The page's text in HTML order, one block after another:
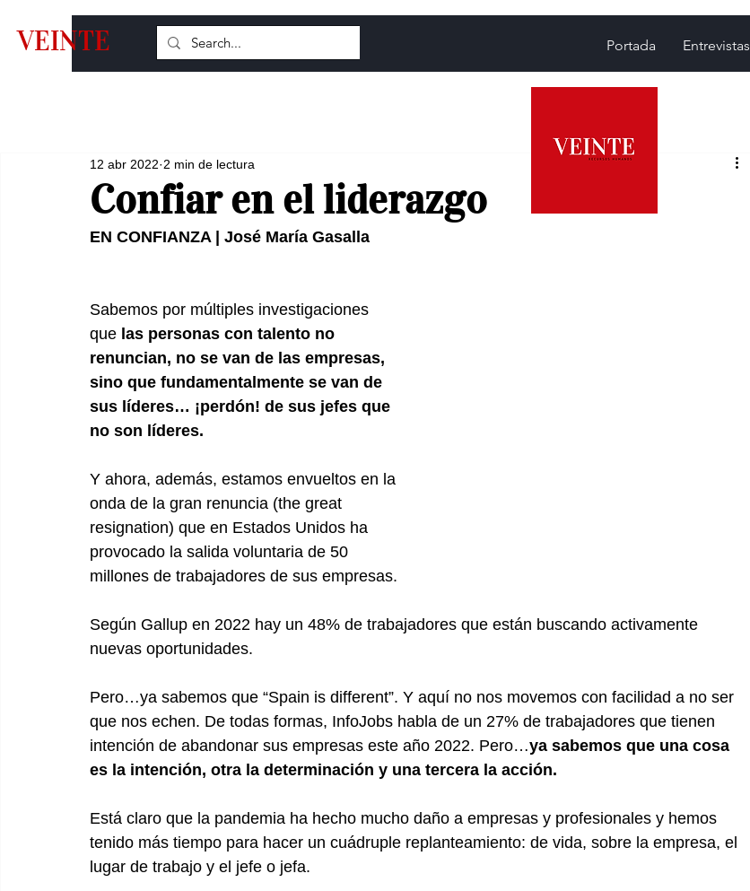
VEINTE Portada Entrevistas
Confiar en el liderazgo
12 abr 2022 2 min de lectura
EN CONFIANZA | José María Gasalla
Sabemos por múltiples investigaciones
que las personas con talento no
renuncian, no se van de las empresas,
sino que fundamentalmente se van de
sus líderes… ¡perdón! de sus jefes que
no son líderes.
Y ahora, además, estamos envueltos en la
onda de la gran renuncia (the great
resignation) que en Estados Unidos ha
provocado la salida voluntaria de 50
millones de trabajadores de sus empresas.
Según Gallup en 2022 hay un 48% de trabajadores que están buscando activamente
nuevas oportunidades.
Pero…ya sabemos que “Spain is different”. Y aquí no nos movemos con facilidad a no ser
que nos echen. De todas formas, InfoJobs habla de un 27% de trabajadores que tienen
intención de abandonar sus empresas este año 2022. Pero…ya sabemos que una cosa
es la intención, otra la determinación y una tercera la acción.
Está claro que la pandemia ha hecho mucho daño a empresas y profesionales y hemos
tenido más tiempo para hacer un cuádruple replanteamiento: de vida, sobre la empresa, el
lugar de trabajo y el jefe o jefa.